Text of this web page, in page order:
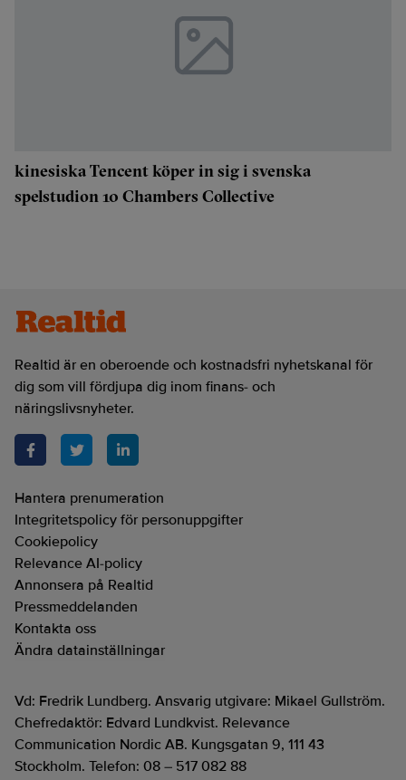
kinesiska Tencent köper in sig i svenska
spelstudion 10 Chambers Collective
Realtid är en oberoende och kostnadsfri nyhetskanal för
dig som vill fördjupa dig inom finans- och
näringslivsnyheter.
Hantera prenumeration
Integritetspolicy för personuppgifter
Cookiepolicy
Relevance AI-policy
Annonsera på Realtid
Pressmeddelanden
Kontakta oss
Ändra datainställningar
Vd: Fredrik Lundberg. Ansvarig utgivare: Mikael Gullström.
Chefredaktör: Edvard Lundkvist. Relevance
Communication Nordic AB. Kungsgatan 9, 111 43
Stockholm. Telefon: 08 – 517 082 88